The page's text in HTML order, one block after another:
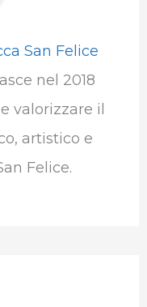
San Felice
nel 2018
valorizzare il
artistico e
Felice.